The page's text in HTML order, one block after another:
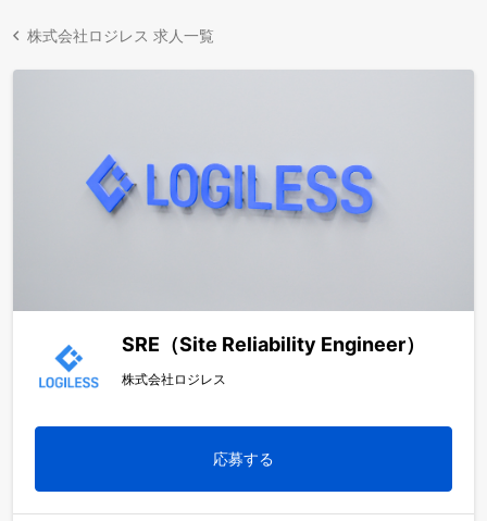
株式会社ロジレス 求人一覧
SRE（Site Reliability Engineer）
株式会社ロジレス
応募する